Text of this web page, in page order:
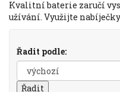
Kvalitní baterie zaručí
užívání. Využijte
Řadit podle: